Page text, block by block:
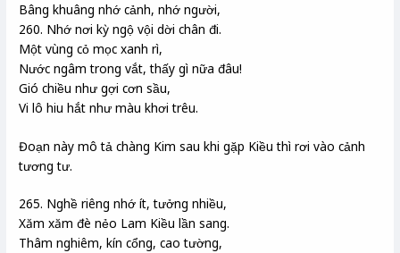
Bâng khuâng nhớ cảnh, nhớ người,
260. Nhớ nơi kỳ ngộ vội dời chân đi.
Một vùng cỏ mọc xanh rì,
Nước ngâm trong vắt, thấy gì nữa đâu!
Gió chiều như gợi cơn sầu,
Vi lô hiu hắt như màu khơi trêu.
Đoạn này mô tả chàng Kim sau khi gặp Kiều thì rơi vào cảnh
tương tư.
265. Nghề riêng nhớ ít, tưởng nhiều,
Xăm xăm đè nẻo Lam Kiều lần sang.
Thâm nghiêm, kín cổng, cao tường,